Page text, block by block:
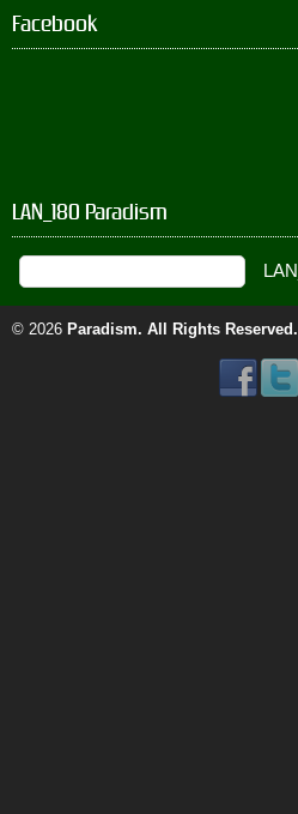
Facebook
LAN_180 Paradism
© 2026 Paradism. All Rights Reserved.